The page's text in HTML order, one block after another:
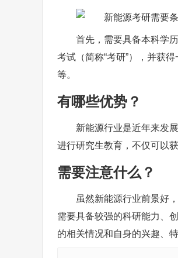
首先，需要具备本科学
考试（简称“考研”），并获
等。
有哪些优势？
新能源行业是近年来发
进行研究生教育，不仅可以
需要注意什么？
虽然新能源行业前景好
需要具备较强的科研能力、
的相关情况和自身的兴趣、